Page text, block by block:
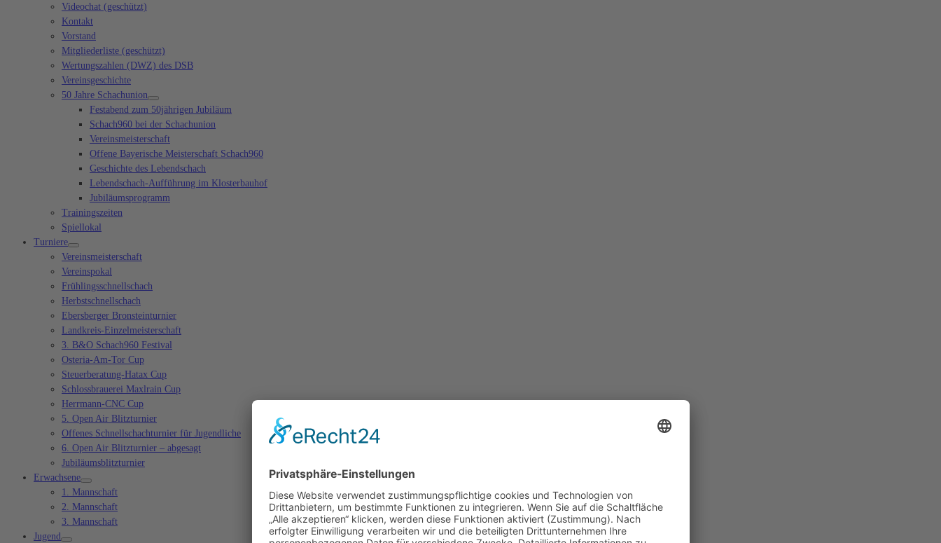
Videochat (geschützt)
Kontakt
Vorstand
Mitgliederliste (geschützt)
Wertungszahlen (DWZ) des DSB
Vereinsgeschichte
50 Jahre Schachunion
Festabend zum 50jährigen Jubiläum
Schach960 bei der Schachunion
Vereinsmeisterschaft
Offene Bayerische Meisterschaft Schach960
Geschichte des Lebendschach
Lebendschach-Aufführung im Klosterbauhof
Jubiläumsprogramm
Trainingszeiten
Spiellokal
Turniere
Vereinsmeisterschaft
Vereinspokal
Frühlingsschnellschach
Herbstschnellschach
Ebersberger Bronsteinturnier
Landkreis-Einzelmeisterschaft
3. B&O Schach960 Festival
Osteria-Am-Tor Cup
Steuerberatung-Hatax Cup
Schlossbrauerei Maxlrain Cup
Herrmann-CNC Cup
5. Open Air Blitzturnier
Offenes Schnellschachturnier für Jugendliche
6. Open Air Blitzturnier – abgesagt
Jubiläumsblitzturnier
Erwachsene
1. Mannschaft
2. Mannschaft
3. Mannschaft
Jugend